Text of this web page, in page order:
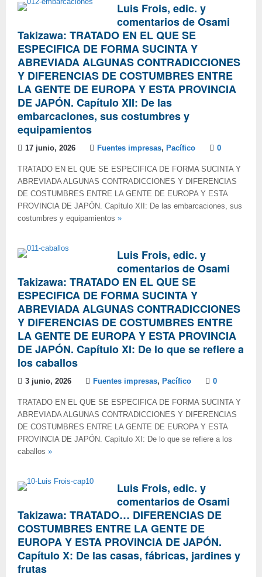
Luis Frois, edic. y
comentarios de Osami
Takizawa: TRATADO EN EL QUE SE
ESPECIFICA DE FORMA SUCINTA Y
ABREVIADA ALGUNAS CONTRADICCIONES
Y DIFERENCIAS DE COSTUMBRES ENTRE
LA GENTE DE EUROPA Y ESTA PROVINCIA
DE JAPÓN. Capítulo XII: De las
embarcaciones, sus costumbres y
equipamientos
17 junio, 2026 Fuentes impresas, Pacífico 0
TRATADO EN EL QUE SE ESPECIFICA DE FORMA SUCINTA Y
ABREVIADA ALGUNAS CONTRADICCIONES Y DIFERENCIAS
DE COSTUMBRES ENTRE LA GENTE DE EUROPA Y ESTA
PROVINCIA DE JAPÓN. Capítulo XII: De las embarcaciones, sus
costumbres y equipamientos »
Luis Frois, edic. y
comentarios de Osami
Takizawa: TRATADO EN EL QUE SE
ESPECIFICA DE FORMA SUCINTA Y
ABREVIADA ALGUNAS CONTRADICCIONES
Y DIFERENCIAS DE COSTUMBRES ENTRE
LA GENTE DE EUROPA Y ESTA PROVINCIA
DE JAPÓN. Capítulo XI: De lo que se refiere a
los caballos
3 junio, 2026 Fuentes impresas, Pacífico 0
TRATADO EN EL QUE SE ESPECIFICA DE FORMA SUCINTA Y
ABREVIADA ALGUNAS CONTRADICCIONES Y DIFERENCIAS
DE COSTUMBRES ENTRE LA GENTE DE EUROPA Y ESTA
PROVINCIA DE JAPÓN. Capítulo XI: De lo que se refiere a los
caballos »
Luis Frois, edic. y
comentarios de Osami
Takizawa: TRATADO… DIFERENCIAS DE
COSTUMBRES ENTRE LA GENTE DE
EUROPA Y ESTA PROVINCIA DE JAPÓN.
Capítulo X: De las casas, fábricas, jardines y
frutas